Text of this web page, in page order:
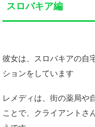
スロバキア編
彼女は、スロバキアの自
ションをしています
レメディは、街の薬局や
ことで、クライアントさ